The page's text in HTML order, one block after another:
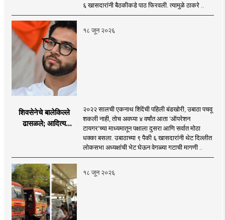
विलीन होण्याचा प्रस्ताव?
६ खासदारांनी बैठकीकडे पाठ फिरवली. त्यामुळे ठाकरे ..
१८ जून २०२६
शिवसेनेचे बालेकिल्ले
ढासळले; आदित्य
नेमका कुठे चुकला?
२०२२ सालची एकनाथ शिंदेंची पहिली बंडखोरी, उबाठा पचवू
शकली नाही, तोच अवघ्या ४ वर्षांत आता 'ऑपरेशन
टायगर'च्या माध्यमातून पक्षाला दुसरा आणि सर्वात मोठा
धक्का बसला. उबाठाच्या ९ पैकी ६ खासदारांनी थेट दिल्लीत
लोकसभा अध्यक्षांची भेट घेऊन वेगळ्या गटाची मागणी ..
१८ जून २०२६